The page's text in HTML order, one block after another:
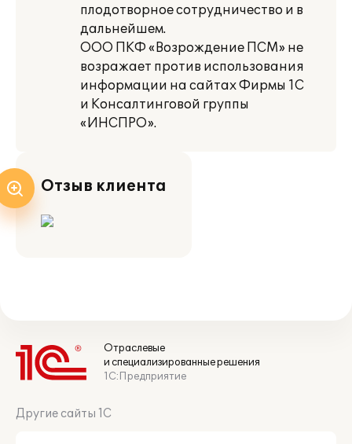
плодотворное сотрудничество и в
дальнейшем.
ООО ПКФ «Возрождение ПСМ» не
возражает против использования
информации на сайтах Фирмы 1С
и Консалтинговой группы
«ИНСПРО».
Отзыв клиента
Отраслевые
и специализированные решения
1С:Предприятие
Другие сайты 1С